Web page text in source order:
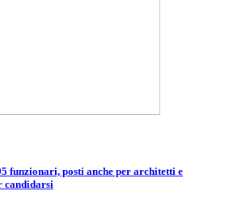
funzionari, posti anche per architetti e
candidarsi